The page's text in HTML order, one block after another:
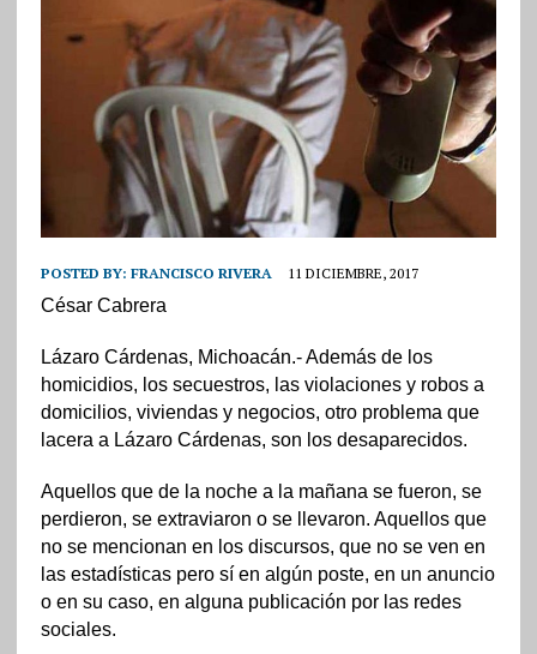
POSTED BY: FRANCISCO RIVERA 11 DICIEMBRE, 2017
César Cabrera
Lázaro Cárdenas, Michoacán.- Además de los
homicidios, los secuestros, las violaciones y robos a
domicilios, viviendas y negocios, otro problema que
lacera a Lázaro Cárdenas, son los desaparecidos.
Aquellos que de la noche a la mañana se fueron, se
perdieron, se extraviaron o se llevaron. Aquellos que
no se mencionan en los discursos, que no se ven en
las estadísticas pero sí en algún poste, en un anuncio
o en su caso, en alguna publicación por las redes
sociales.